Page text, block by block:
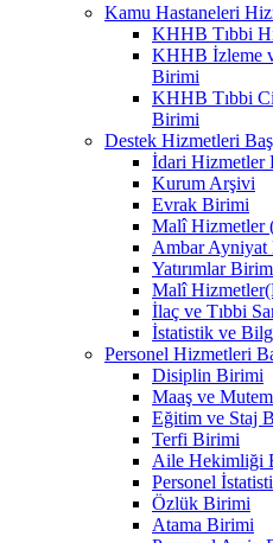
Kamu Hastaneleri
KHHB Tıbbi
KHHB İzleme
Birimi
KHHB Tıbbi
Birimi
Destek Hizmetleri
İdari Hizmetler
Kurum Arşivi
Evrak Birimi
Malî Hizmetler
Ambar Ayniyat
Yatırımlar
Malî
İlaç ve Tıbbi
İstatistik ve
Personel Hizmetleri
Disiplin Birimi
Maaş ve
Eğitim ve Staj
Terfi Birimi
Aile Hekimliği
Personel
Özlük Birimi
Atama Birimi